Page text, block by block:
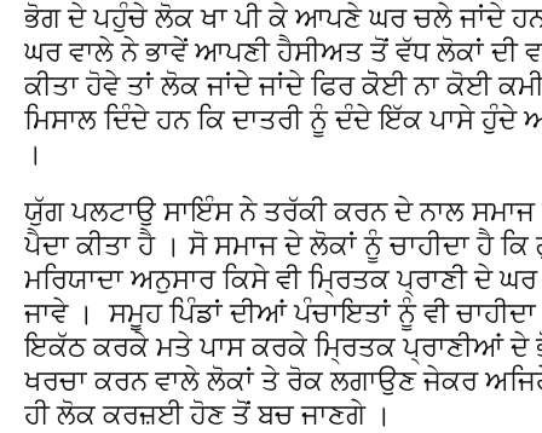
ਭੋਗ ਦੇ ਪਹੁੰਚੇ ਲੋਕ ਖਾ ਪੀ ਕੇ ਆਪਣੇ ਘਰ ਚਲੇ ਜਾਂਦੇ
ਘਰ ਵਾਲੇ ਨੇ ਭਾਵੇਂ ਆਪਣੀ ਹੈਸੀਅਤ ਤੋਂ ਵੱਧ ਲੋਕਾਂ ਦੀ
ਕੀਤਾ ਹੋਵੇ ਤਾਂ ਲੋਕ ਜਾਂਦੇ ਜਾਂਦੇ ਫਿਰ ਕੋੋਈ ਨਾ ਕੋਈ
ਮਿਸਾਲ ਦਿੰਦੇ ਹਨ ਕਿ ਦਾਤਰੀ ਨੂੰ ਦੰਦੇ ਇੱਕ ਪਾਸੇ
।
ਯੁੱਗ ਪਲਟਾਉ ਸਾਇੰਸ ਨੇ ਤਰੱਕੀ ਕਰਨ ਦੇ ਨਾਲ ਸਮਾਜ
ਪੈਦਾ ਕੀਤਾ ਹੈ । ਸੋ ਸਮਾਜ ਦੇ ਲੋਕਾਂ ਨੂੰ ਚਾਹੀਦਾ ਹੈ
ਮਰਿਯਾਦਾ ਅਨੁਸਾਰ ਕਿਸੇ ਵੀ ਮ੍ਰਿਤਕ ਪ੍ਰਾਣੀ ਦੇ
ਜਾਵੇ । ਸਮੂਹ ਪਿੰਡਾਂ ਦੀਆਂ ਪੰਚਾਇਤਾਂ ਨੂੰ ਵੀ
ਇਕੱਠ ਕਰਕੇ ਮਤੇ ਪਾਸ ਕਰਕੇ ਮ੍ਰਿਤਕ ਪ੍ਰਾਣੀਆਂ ਦੇ
ਖਰਚਾ ਕਰਨ ਵਾਲੇ ਲੋਕਾਂ ਤੇ ਰੋਕ ਲਗਾਉਣ ਜੇਕਰ
ਹੀ ਲੋਕ ਕਰਜ਼ਈ ਹੋਣ ਤੋਂ ਬਚ ਜਾਣਗੇ ।